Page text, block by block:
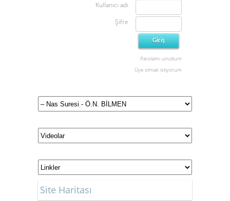
Kullanıcı adı
Şifre
Parolamı unuttum
Üye olmak istiyorum
Site Haritası